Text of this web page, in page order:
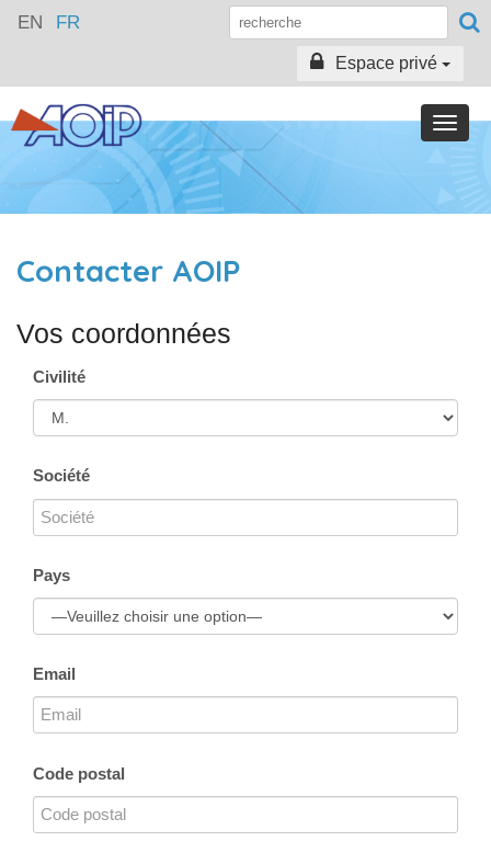
EN FR
Espace privé
Toggle
Contacter AOIP
Vos coordonnées
Civilité
Société
Pays
Email
Code postal